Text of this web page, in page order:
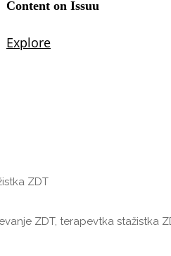
ZDT
ZDT, terapevtka stažistka